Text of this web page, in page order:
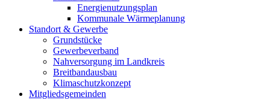
Energienutzungsplan
Kommunale Wärmeplanung
Standort & Gewerbe
Grundstücke
Gewerbeverband
Nahversorgung im Landkreis
Breitbandausbau
Klimaschutzkonzept
Mitgliedsgemeinden